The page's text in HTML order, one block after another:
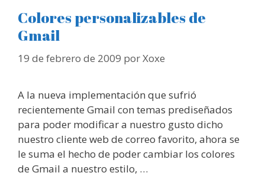
Colores personalizables de
Gmail
19 de febrero de 2009 porXoxe
A la nueva implementación que sufrió
recientemente Gmail con temas prediseñados
para poder modificar a nuestro gusto dicho
nuestro cliente web de correo favorito, ahora se
le suma el hecho de poder cambiar los colores
de Gmail a nuestro estilo, …